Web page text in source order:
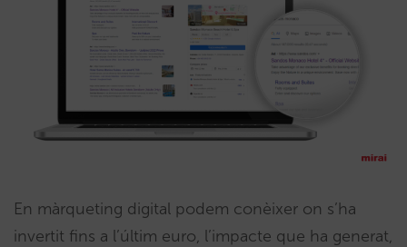
En màrqueting digital podem conèixer on s’ha
invertit fins a l’últim euro, l’impacte que ha generat,